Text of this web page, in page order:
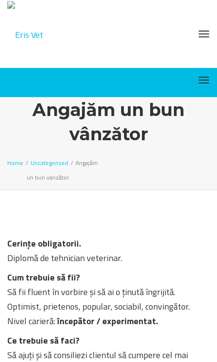
Angajăm un bun
vânzător
Home / Uncategorized / Angajăm
un bun vânzător
Cerințe obligatorii.
Diplomă de tehnician veterinar.
Cum trebuie să fii?
Să fii fluent în vorbire și să ai o ținută îngrijită.
Optimist, prietenos, popular, sociabil, convingător.
Nivel carieră:începător / experimentat.
Ce trebuie să faci?
Să ajuți și să consiliezi clientul să cumpere cel mai